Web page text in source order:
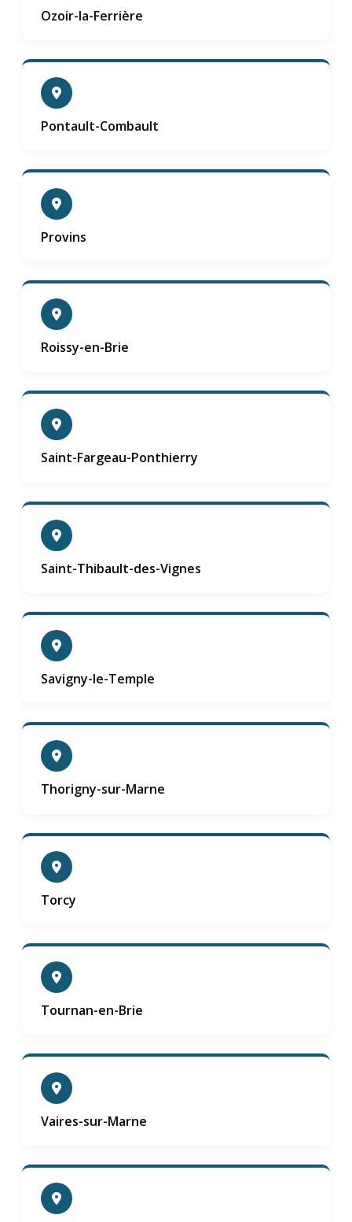
Ozoir-la-Ferrière
Pontault-Combault
Provins
Roissy-en-Brie
Saint-Fargeau-Ponthierry
Saint-Thibault-des-Vignes
Savigny-le-Temple
Thorigny-sur-Marne
Torcy
Tournan-en-Brie
Vaires-sur-Marne